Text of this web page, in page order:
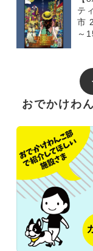
テ
市
～
おでかけわ